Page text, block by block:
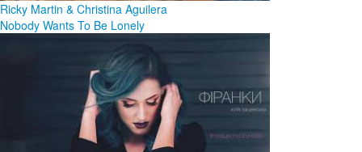
Ricky Martin & Christina Aguilera
Nobody Wants To Be Lonely